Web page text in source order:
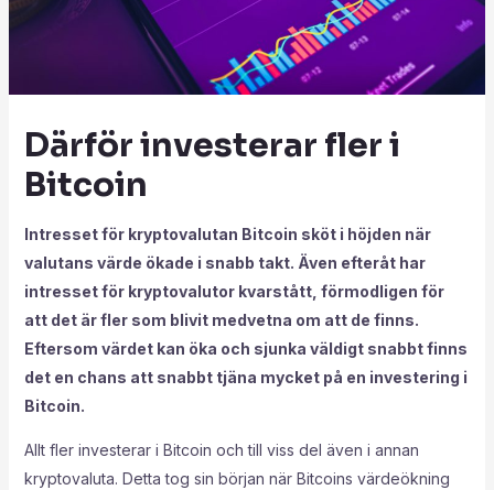
Därför investerar fler i
Bitcoin
Intresset för kryptovalutan Bitcoin sköt i höjden när
valutans värde ökade i snabb takt. Även efteråt har
intresset för kryptovalutor kvarstått, förmodligen för
att det är fler som blivit medvetna om att de finns.
Eftersom värdet kan öka och sjunka väldigt snabbt finns
det en chans att snabbt tjäna mycket på en investering i
Bitcoin.
Allt fler investerar i Bitcoin och till viss del även i annan
kryptovaluta. Detta tog sin början när Bitcoins värdeökning